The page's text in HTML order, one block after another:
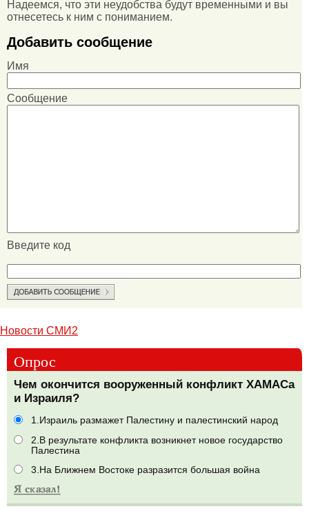
Надеемся, что эти неудобства будут временными и вы
отнесетесь к ним с пониманием.
Добавить сообщение
Имя
Сообщение
Введите код
Новости СМИ2
Опрос
Чем окончится вооруженный конфликт ХАМАСа
и Израиля?
1.Израиль размажет Палестину и палестинский народ
2.В результате конфликта возникнет новое государство
Палестина
3.На Ближнем Востоке разразится большая война